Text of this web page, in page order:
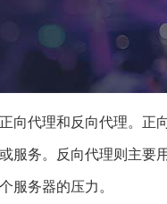
向代理和反向代理。正
服务。反向代理则主要
服务器的压力。